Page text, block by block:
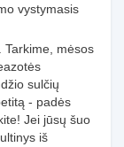
vystymasis
Tarkime, mėsos
sulčių
- padės
Jei jūsų šuo
iš